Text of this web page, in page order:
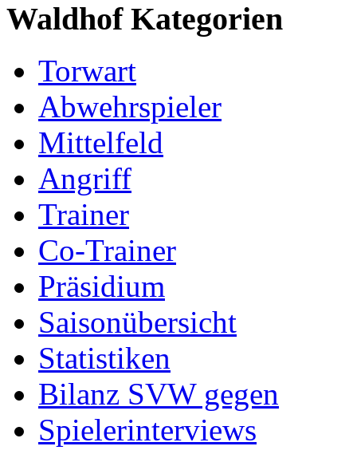
Waldhof Kategorien
Torwart
Abwehrspieler
Mittelfeld
Angriff
Trainer
Co-Trainer
Präsidium
Saisonübersicht
Statistiken
Bilanz SVW gegen
Spielerinterviews